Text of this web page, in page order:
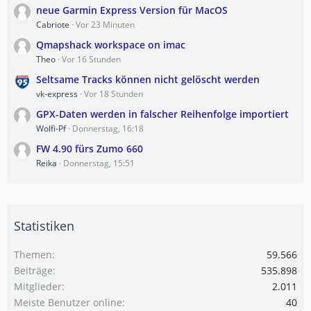
neue Garmin Express Version für MacOS
Cabriote Vor 23 Minuten
Qmapshack workspace on imac
Theo Vor 16 Stunden
Seltsame Tracks können nicht gelöscht werden
vk-express Vor 18 Stunden
GPX-Daten werden in falscher Reihenfolge importiert
Wolfi-Pf Donnerstag, 16:18
FW 4.90 fürs Zumo 660
Reika Donnerstag, 15:51
Statistiken
Themen
59.566
Beiträge
535.898
Mitglieder
2.011
Meiste Benutzer online
40